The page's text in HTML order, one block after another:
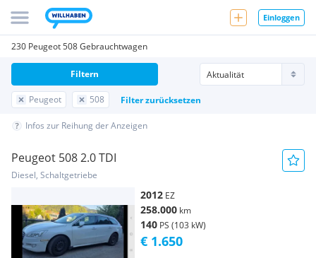
Einloggen
230 Peugeot 508 Gebrauchtwagen
Peugeot 508 Filter zurücksetzen
Filtern
Infos zur Reihung der Anzeigen
Peugeot 508 2.0 TDI
Diesel, Schaltgetriebe
2012 EZ
258.000 km
140 PS (103 kW)
€ 1.650